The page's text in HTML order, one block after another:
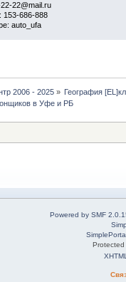
22@mail.ru
153-686-888
auto_ufa
2006 - 2025» География
в Уфе и РБ
Powered by SMF